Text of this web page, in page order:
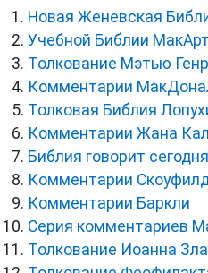
Новая Женевская
Учебной Библии
Толкование Мэтью
Комментарии
Толковая Библия
Комментарии Жана
Библия говорит сегодня
Комментарии
Комментарии Баркли
Серия комментариев
Толкование Иоанна